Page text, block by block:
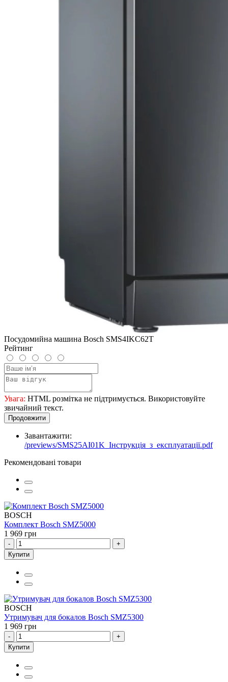
Посудомийна машина Bosch SMS4IKC62T
Рейтинг
Увага: HTML розмітка не підтримується. Використовуйте
звичайний текст.
Продовжити
Завантажити:
/previews/SMS25AI01K_Інструкція_з_експлуатації.pdf
Рекомендовані товари
BOSCH
Комплект Bosch SMZ5000
1 969 грн
-
+
Купити
BOSCH
Утримувач для бокалов Bosch SMZ5300
1 969 грн
-
+
Купити